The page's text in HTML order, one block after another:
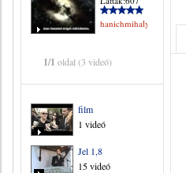
hanichmihalyattila
1/1 oldal (3 videó)
film
1 videó
Jel 1,8
15 videó